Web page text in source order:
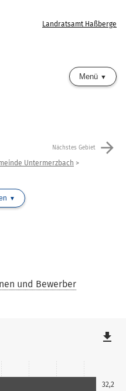
Landratsamt Haßberge
Menü
Nächstes Gebiet arrow_forward
Untermerzbach
und Bewerber
32,2
file_download